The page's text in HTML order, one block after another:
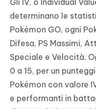
Gli IV, o Individual
determinano le
Pokémon GO, ogni
Difesa, PS Massimi,
Speciale e Velocità.
0 a 15, per un
Pokémon con valore
e performanti in